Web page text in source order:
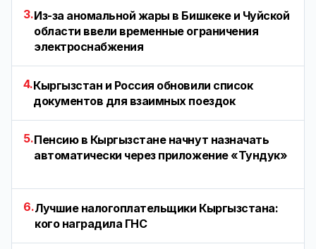
3.Из-за аномальной жары в Бишкеке и Чуйской
области ввели временные ограничения
электроснабжения
4.Кыргызстан и Россия обновили список
документов для взаимных поездок
5.Пенсию в Кыргызстане начнут назначать
автоматически через приложение «Тундук»
6.Лучшие налогоплательщики Кыргызстана:
кого наградила ГНС